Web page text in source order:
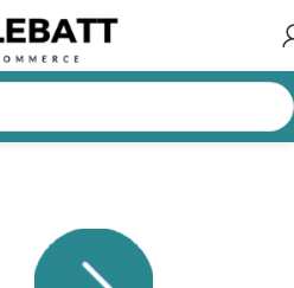
/110 Ah